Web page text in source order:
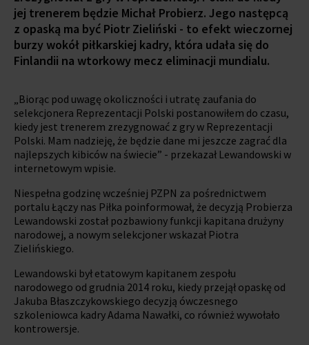
jej trenerem będzie Michał Probierz. Jego następcą
z opaską ma być Piotr Zieliński - to efekt wieczornej
burzy wokół piłkarskiej kadry, która udała się do
Finlandii na wtorkowy mecz eliminacji mundialu.
„Biorąc pod uwagę okoliczności i utratę zaufania do
selekcjonera Reprezentacji Polski postanowiłem do czasu,
kiedy jest trenerem zrezygnować z gry w Reprezentacji
Polski. Mam nadzieję, że będzie dane mi jeszcze zagrać dla
najlepszych kibiców na świecie” - przekazał Lewandowski w
internetowym wpisie.
Niespełna godzinę wcześniej PZPN za pośrednictwem
portalu Łączy nas Piłka poinformował, że decyzją Probierza
Lewandowski został pozbawiony funkcji kapitana drużyny
narodowej, a nowym selekcjoner wskazał Piotra
Zielińskiego.
Lewandowski był etatowym kapitanem zespołu
narodowego od grudnia 2014 roku, kiedy przejął opaskę od
Jakuba Błaszczykowskiego decyzją ówczesnego
szkoleniowca kadry Adama Nawałki, co również wywołało
kontrowersje.